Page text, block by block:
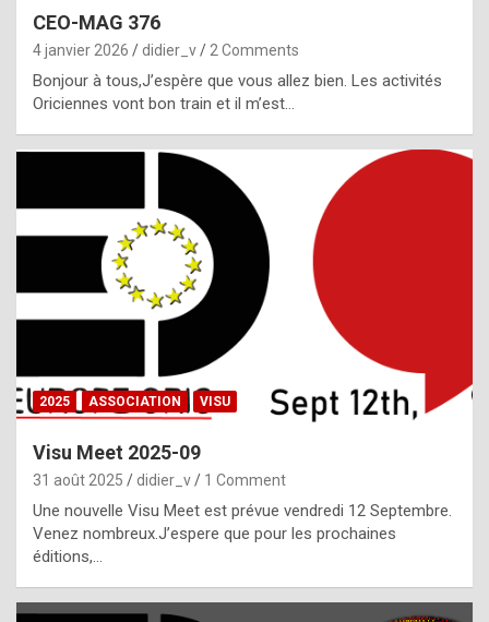
p
e
c
i
l
,
g
h
t
f
CEO-MAG 376
4 janvier 2026 didier_v 2 Comments
Bonjour à tous,J’espère que vous allez bien. Les activités
Oriciennes vont bon train et il m’est…
2025 ASSOCIATION VISU
Visu Meet 2025-09
31 août 2025 didier_v 1 Comment
Une nouvelle Visu Meet est prévue vendredi 12 Septembre.
Venez nombreux.J’espere que pour les prochaines
éditions,…